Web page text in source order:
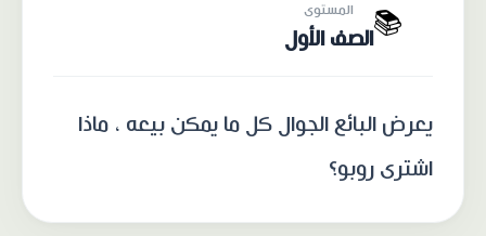
📚 المستوى
الصف الأول
يعرض البائع الجوال كل ما يمكن بيعه ، ماذا
اشترى روبو؟